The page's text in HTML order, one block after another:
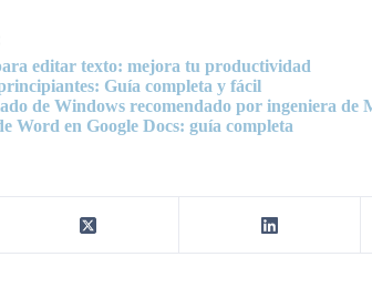
editar texto: mejora tu productividad
Guía completa y fácil
de Windows recomendado por ingeniera de
Word en Google Docs: guía completa